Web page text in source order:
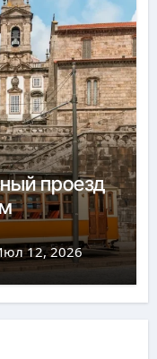
проезд
12, 2026